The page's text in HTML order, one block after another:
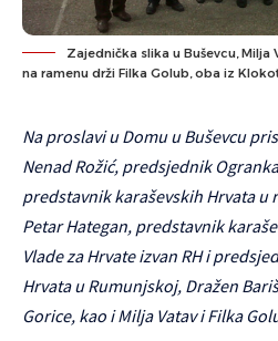
Zajednička slika u Buševcu, Milja
na ramenu drži Filka Golub, oba iz
Na proslavi u Domu u Buševcu
Nenad Rožić, predsjednik
predstavnik karaševskih Hrvata
Petar Hategan, predstavnik
Vlade za Hrvate izvan RH i
Hrvata u Rumunjskoj, Dražen
Gorice, kao i Milja Vatav i Filka